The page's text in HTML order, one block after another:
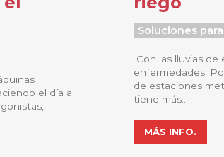
el día a
las protagonistas,...
Soluciones
Con las lluvias
enfermedades.
de estaciones
tiene más...
MÁS INFO.